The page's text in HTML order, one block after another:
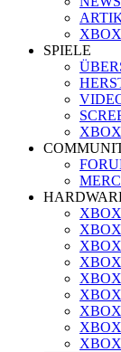
SPIELE
XBOX